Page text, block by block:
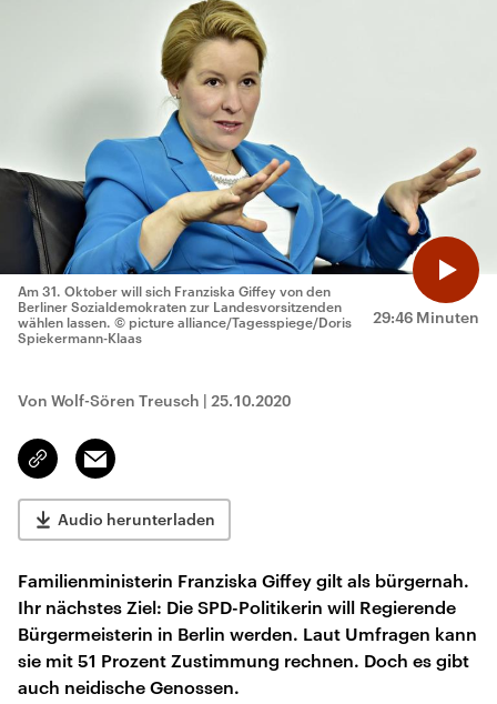
29:46 Minuten
Am 31. Oktober will sich Franziska Giffey von den
Berliner Sozialdemokraten zur Landesvorsitzenden
wählen lassen. © picture alliance/Tagesspiege/Doris
Spiekermann-Klaas
Von Wolf-Sören Treusch | 25.10.2020
Link
kopieren/teilen
Email
Audio herunterladen
Familienministerin Franziska Giffey gilt als bürgernah.
Ihr nächstes Ziel: Die SPD-Politikerin will Regierende
Bürgermeisterin in Berlin werden. Laut Umfragen kann
sie mit 51 Prozent Zustimmung rechnen. Doch es gibt
auch neidische Genossen.